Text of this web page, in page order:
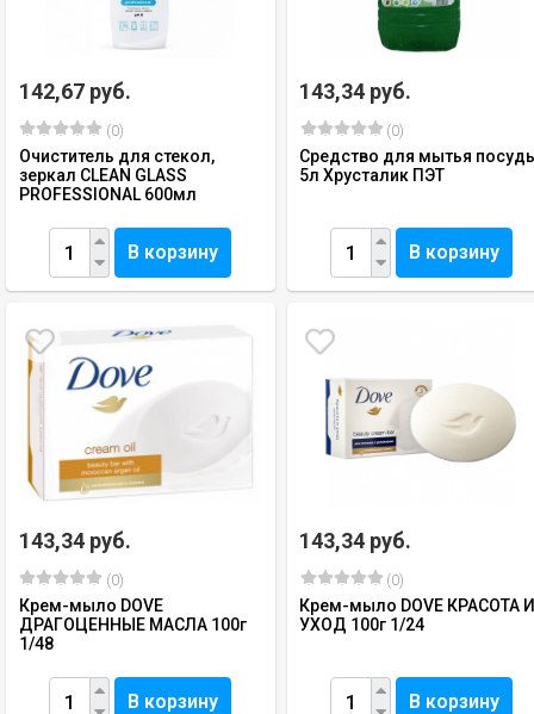
142,67 руб.
(0)
Очиститель для стекол,
зеркал CLEAN GLASS
PROFESSIONAL 600мл
В корзину
143,34 руб.
(0)
Средство для мытья
5л Хрусталик ПЭТ
В корзину
143,34 руб.
(0)
Крем-мыло DOVE
ДРАГОЦЕННЫЕ МАСЛА 100г
1/48
В корзину
143,34 руб.
(0)
Крем-мыло DOVE КРАСОТА
УХОД 100г 1/24
В корзину